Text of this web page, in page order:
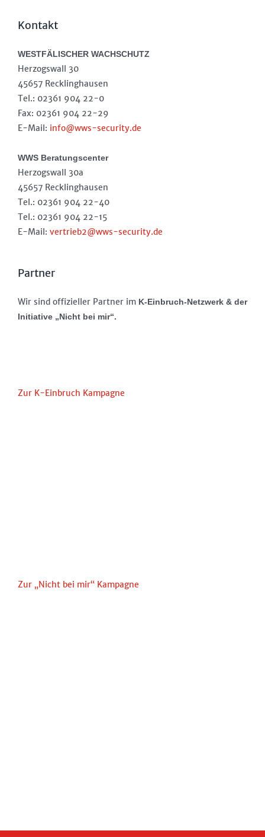
Kontakt
WESTFÄLISCHER WACHSCHUTZ
Herzogswall 30
45657 Recklinghausen
Tel.: 02361 904 22-0
Fax: 02361 904 22-29
E-Mail: info@wws-security.de
WWS Beratungscenter
Herzogswall 30a
45657 Recklinghausen
Tel.: 02361 904 22-40
Tel.: 02361 904 22-15
E-Mail: vertrieb2@wws-security.de
Partner
Wir sind offizieller Partner im K-Einbruch-Netzwerk & der
Initiative „Nicht bei mir“.
Zur K-Einbruch Kampagne
Zur „Nicht bei mir“ Kampagne